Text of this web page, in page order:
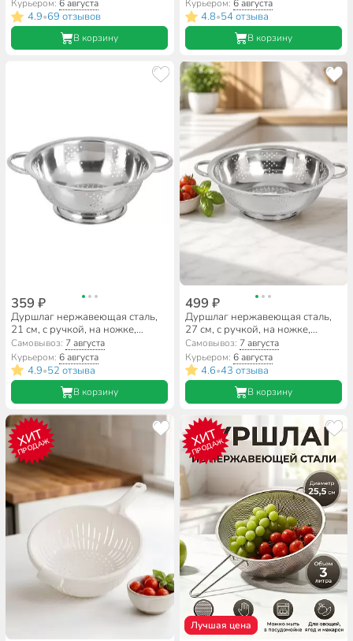
Курьером:6 августа
4.9•69 отзывов
В корзину
Курьером: 6 августа
4.8•54 отзыва
В корзину
359 ₽
Дуршлаг нержавеющая сталь,
21 см, с ручкой, на ножке,
серебристый, GS-08126-20
Самовывоз: 7 августа
Курьером:6 августа
4.9•52 отзыва
В корзину
499 ₽
Дуршлаг нержавеющая сталь,
27 см, с ручкой, на ножке,
серебристый, GS-08126-28
Самовывоз: 7 августа
Курьером: 6 августа
4.6•43 отзыва
В корзину
ХИТ
ПРОДАЖ ХИТ
ПРОДАЖ
Лучшая цена